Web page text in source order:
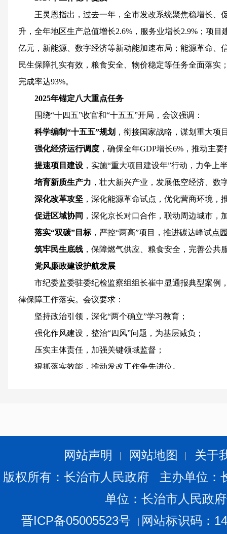
王灵恩指出，过去一年，全市发改系统聚焦稳增长、
升，全年地区生产总值增长2.6%，服务业增长2.9%；项
亿元，新能源、数字经济等新动能加速布局；能源革命、
民生保障扎实有效，粮食安全、物价稳定等任务全面落实
完成率达93%。
2025年锚定八大重点任务
围绕“十四五”收官和“十五五”开局，会议强调：
科学编制“十五五”规划 ，衔接国家战略，谋划重大项
强化经济运行调度 ，确保全年GDP增长6%，推动主
提速项目建设 ，实施“重大项目建设年”行动，力争上
培育新质生产力 ，壮大新兴产业，发展低空经济、数
深化改革攻坚 ，深化能源革命试点，优化营商环境，
促进区域协同 ，深化京长对口合作，联动周边城市，
落实“双碳”目标，严控“两高”项目，推进碳达峰试点
筑牢民生底线 ，保障燃气供应、粮食安全，完善公共
党风廉政建设护航发展
市纪委监委驻委纪检监察组组长崔中显通报典型案例
律保障工作落实。会议要求：
坚持政治引领，深化“两个确立”学习教育；
强化作风建设，整治“四风”问题，为基层减负；
压实主体责任，加强关键领域监督；
狠抓落实效能，推动发改工作争先进位。
网站声明 网站地图
关于
版权所有：长治市人民政府 主办单位
单位：长治市人民政
晋ICP备05005523号
网站标识码：